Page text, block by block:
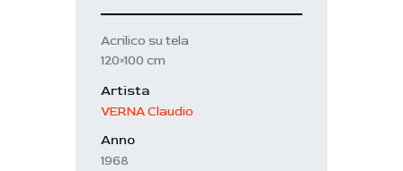
Acrilico su tela
120×100 cm
Artista
VERNA Claudio
Anno
1968